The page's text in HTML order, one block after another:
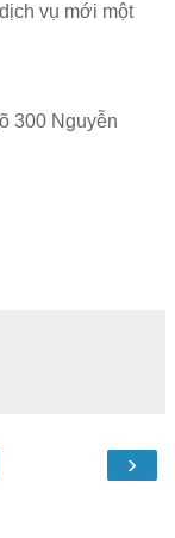
vụ mới một
300 Nguyễn
›